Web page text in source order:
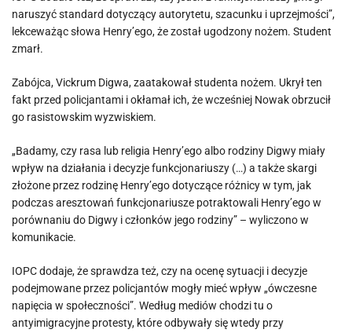
naruszyć standard dotyczący autorytetu, szacunku i uprzejmości”,
lekceważąc słowa Henry’ego, że został ugodzony nożem. Student
zmarł.
Zabójca, Vickrum Digwa, zaatakował studenta nożem. Ukrył ten
fakt przed policjantami i okłamał ich, że wcześniej Nowak obrzucił
go rasistowskim wyzwiskiem.
„Badamy, czy rasa lub religia Henry’ego albo rodziny Digwy miały
wpływ na działania i decyzje funkcjonariuszy (…) a także skargi
złożone przez rodzinę Henry’ego dotyczące różnicy w tym, jak
podczas aresztowań funkcjonariusze potraktowali Henry’ego w
porównaniu do Digwy i członków jego rodziny” – wyliczono w
komunikacie.
IOPC dodaje, że sprawdza też, czy na ocenę sytuacji i decyzje
podejmowane przez policjantów mogły mieć wpływ „ówczesne
napięcia w społeczności”. Według mediów chodzi tu o
antyimigracyjne protesty, które odbywały się wtedy przy